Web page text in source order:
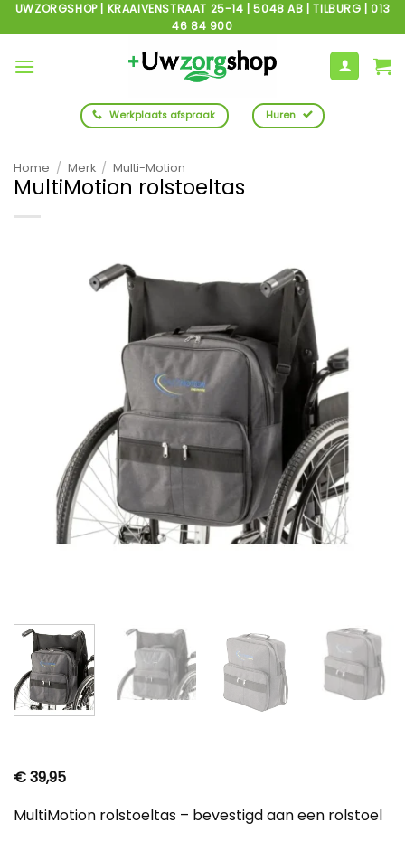
Ga
naar
inhoud
UWZORGSHOP | KRAAIVENSTRAAT 25-14 | 5048 AB | TILBURG | 013
46 84 900
Werkplaats afspraak Huren
Home / Merk / Multi-Motion
MultiMotion rolstoeltas
€39,95
MultiMotion rolstoeltas – bevestigd aan een rolstoel